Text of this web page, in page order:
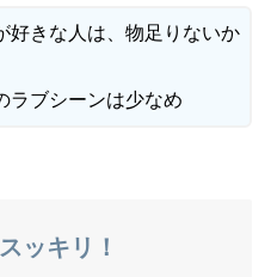
好きな人は、物足りないか
ラブシーンは少なめ
ッキリ！